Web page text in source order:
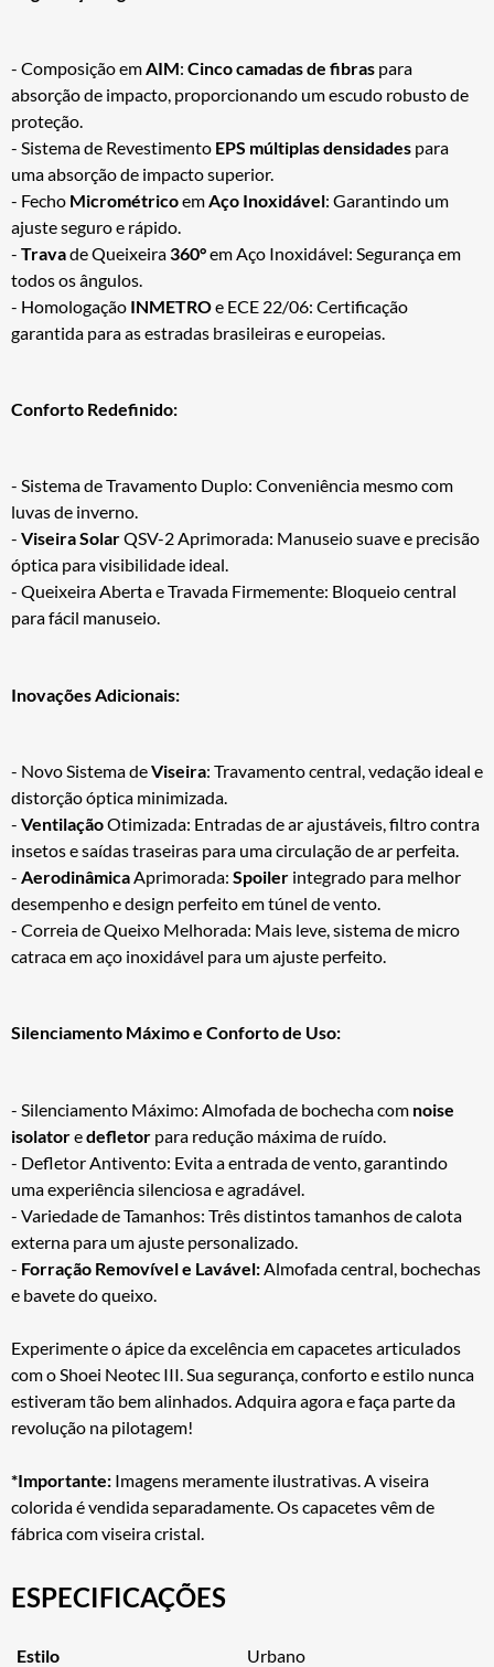
- Composição emAIM: Cinco camadas de fibras para
absorção de impacto, proporcionando um escudo robusto de
proteção.
- Sistema de Revestimento EPS múltiplas densidades para
uma absorção de impacto superior.
- Fecho MicrométricoemAço Inoxidável: Garantindo um
ajuste seguro e rápido.
- Travade Queixeira360°em Aço Inoxidável: Segurança em
todos os ângulos.
- Homologação INMETROe ECE 22/06: Certificação
garantida para as estradas brasileiras e europeias.
Conforto Redefinido:
- Sistema de Travamento Duplo: Conveniência mesmo com
luvas de inverno.
- Viseira SolarQSV-2 Aprimorada: Manuseio suave e precisão
óptica para visibilidade ideal.
- Queixeira Aberta e Travada Firmemente: Bloqueio central
para fácil manuseio.
Inovações Adicionais:
- Novo Sistema deViseira: Travamento central, vedação ideal e
distorção óptica minimizada.
- VentilaçãoOtimizada: Entradas de ar ajustáveis, filtro contra
insetos e saídas traseiras para uma circulação de ar perfeita.
- AerodinâmicaAprimorada: Spoiler integrado para melhor
desempenho e design perfeito em túnel de vento.
- Correia de Queixo Melhorada: Mais leve, sistema de micro
catraca em aço inoxidável para um ajuste perfeito.
Silenciamento Máximo e Conforto de Uso:
- Silenciamento Máximo: Almofada de bochecha com noise
isolatoredefletor para redução máxima de ruído.
- Defletor Antivento: Evita a entrada de vento, garantindo
uma experiência silenciosa e agradável.
- Variedade de Tamanhos: Três distintos tamanhos de calota
externa para um ajuste personalizado.
- Forração Removível e Lavável: Almofada central, bochechas
e bavete do queixo.
Experimente o ápice da excelência em capacetes articulados
com o Shoei Neotec III. Sua segurança, conforto e estilo nunca
estiveram tão bem alinhados. Adquira agora e faça parte da
revolução na pilotagem!
*Importante: Imagens meramente ilustrativas. A viseira
colorida é vendida separadamente. Os capacetes vêm de
fábrica com viseira cristal.
ESPECIFICAÇÕES
Estilo Urbano